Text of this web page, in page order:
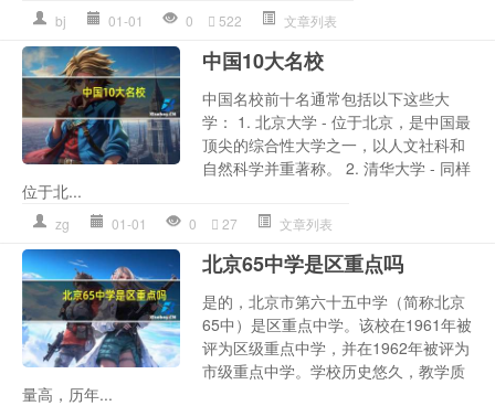
bj 01-01 0 522 文章列表
中国10大名校
中国名校前十名通常包括以下这些大
学： 1. 北京大学 - 位于北京，是中国最
顶尖的综合性大学之一，以人文社科和
自然科学并重著称。 2. 清华大学 - 同样
位于北...
zg 01-01 0 27 文章列表
北京65中学是区重点吗
是的，北京市第六十五中学（简称北京
65中）是区重点中学。该校在1961年被
评为区级重点中学，并在1962年被评为
市级重点中学。学校历史悠久，教学质
量高，历年...